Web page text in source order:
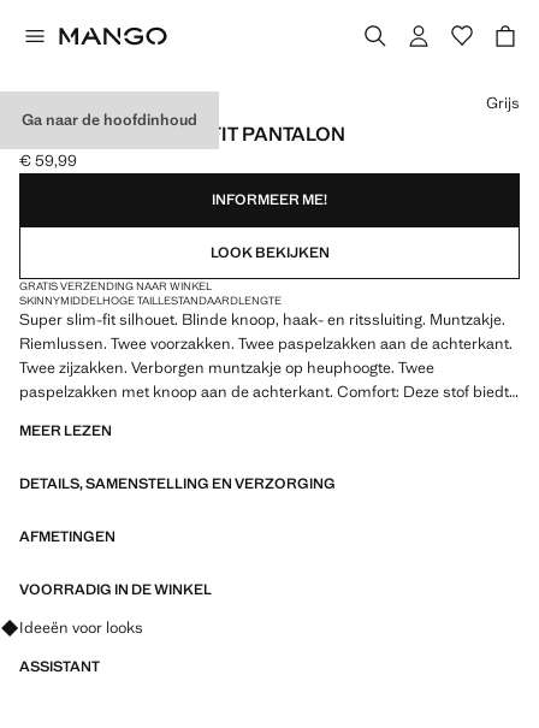
Ga naar de hoofdinhoud
PARIS SUPER SLIM-FIT PANTALON
Huidige prijs [€ 59,99 ]
€ 59,99
Kies een kleur
Grijs
INFORMEER ME!
LOOK BEKIJKEN
GRATIS VERZENDING NAAR WINKEL
SKINNYMIDDELHOGE TAILLESTANDAARDLENGTE
Super slim-fit silhouet. Blinde knoop, haak- en ritssluiting. Muntzakje.
Riemlussen. Twee voorzakken. Twee paspelzakken aan de achterkant.
Twee zijzakken. Verborgen muntzakje op heuphoogte. Twee
paspelzakken met knoop aan de achterkant. Comfort: Deze stof biedt
MEER LEZEN
DETAILS, SAMENSTELLING EN VERZORGING
AFMETINGEN
VOORRADIG IN DE WINKEL
Vraag om outfitideeën, kledingstukken en trends
Ideeën voor looks
ASSISTANT